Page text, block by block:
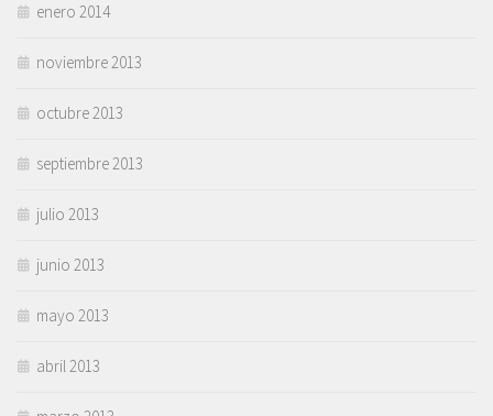
enero 2014
noviembre 2013
octubre 2013
septiembre 2013
julio 2013
junio 2013
mayo 2013
abril 2013